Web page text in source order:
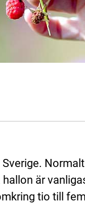
är
tio till